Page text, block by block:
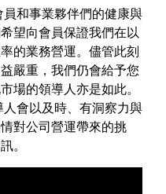
和事業夥伴們的健康與
望向會員保證我們在以
的業務營運。儘管此刻
嚴重，我們仍會給予您
場的領導人亦是如此。
會以及時、有洞察力與
對公司營運帶來的挑
。